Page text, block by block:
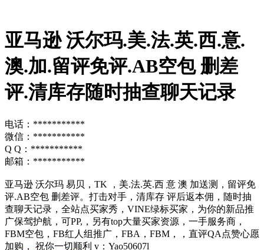
亚马逊 沃尔玛.美.法.英.西.意.
澳.加.留评免评.AB空包 删差
评.清库存随时抽查聊天记录
电话：***********
微信：***********
Q Q：***********
邮箱：***********
亚马逊 沃尔玛 易贝，TK ，美.法.英.西 意 澳 加送测，留评免
评.AB空包 删差评。打击对手，清库存 评后返本佣，随时抽
查聊天记录，全站点买家秀，VINE绿标买家，为你的新品推
广保驾护航，可PP,，另有top大量买家资源，一手服务商，
FBM空包，FB红人组推广，FBA，FBM，，直评QA点赞心愿
加购， 祝你一切顺利 v：Yao50607l